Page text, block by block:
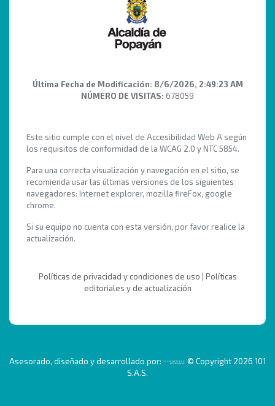
Última Fecha de Modificación: 8/6/2026, 2:49:23 AM
NÚMERO DE VISITAS: 678059
Este sitio cumple con el nivel de Accesibilidad Web A según
los requisitos de conformidad de la WCAG 2.0 y NTC 5854.
Para una correcta visualización y navegación en el sitio, se
recomienda usar las últimas versiones de los siguientes
navegadores: Internet explorer, mozilla fireFox, google
chrome.
Si su equipo no cuenta con esta versión, por favor realice la
actualización.
Políticas de privacidad y condiciones de uso
Políticas
editoriales y de actualización
Asesorado, diseñado y desarrollado por:
© Copyright 2026 101
S.A.S.